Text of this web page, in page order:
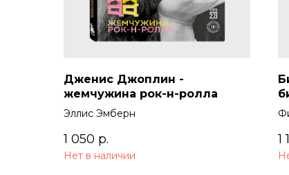
Дженис Джоплин -
жемчужина рок-н-ролла
Эллис Эмберн
1 050 р.
Нет в наличии
1